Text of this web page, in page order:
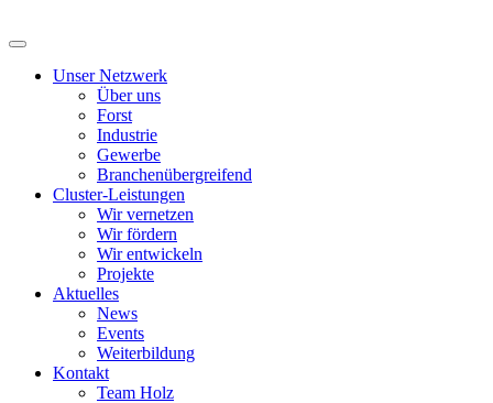
Unser Netzwerk
Über uns
Forst
Industrie
Gewerbe
Branchenübergreifend
Cluster-Leistungen
Wir vernetzen
Wir fördern
Wir entwickeln
Projekte
Aktuelles
News
Events
Weiterbildung
Kontakt
Team Holz